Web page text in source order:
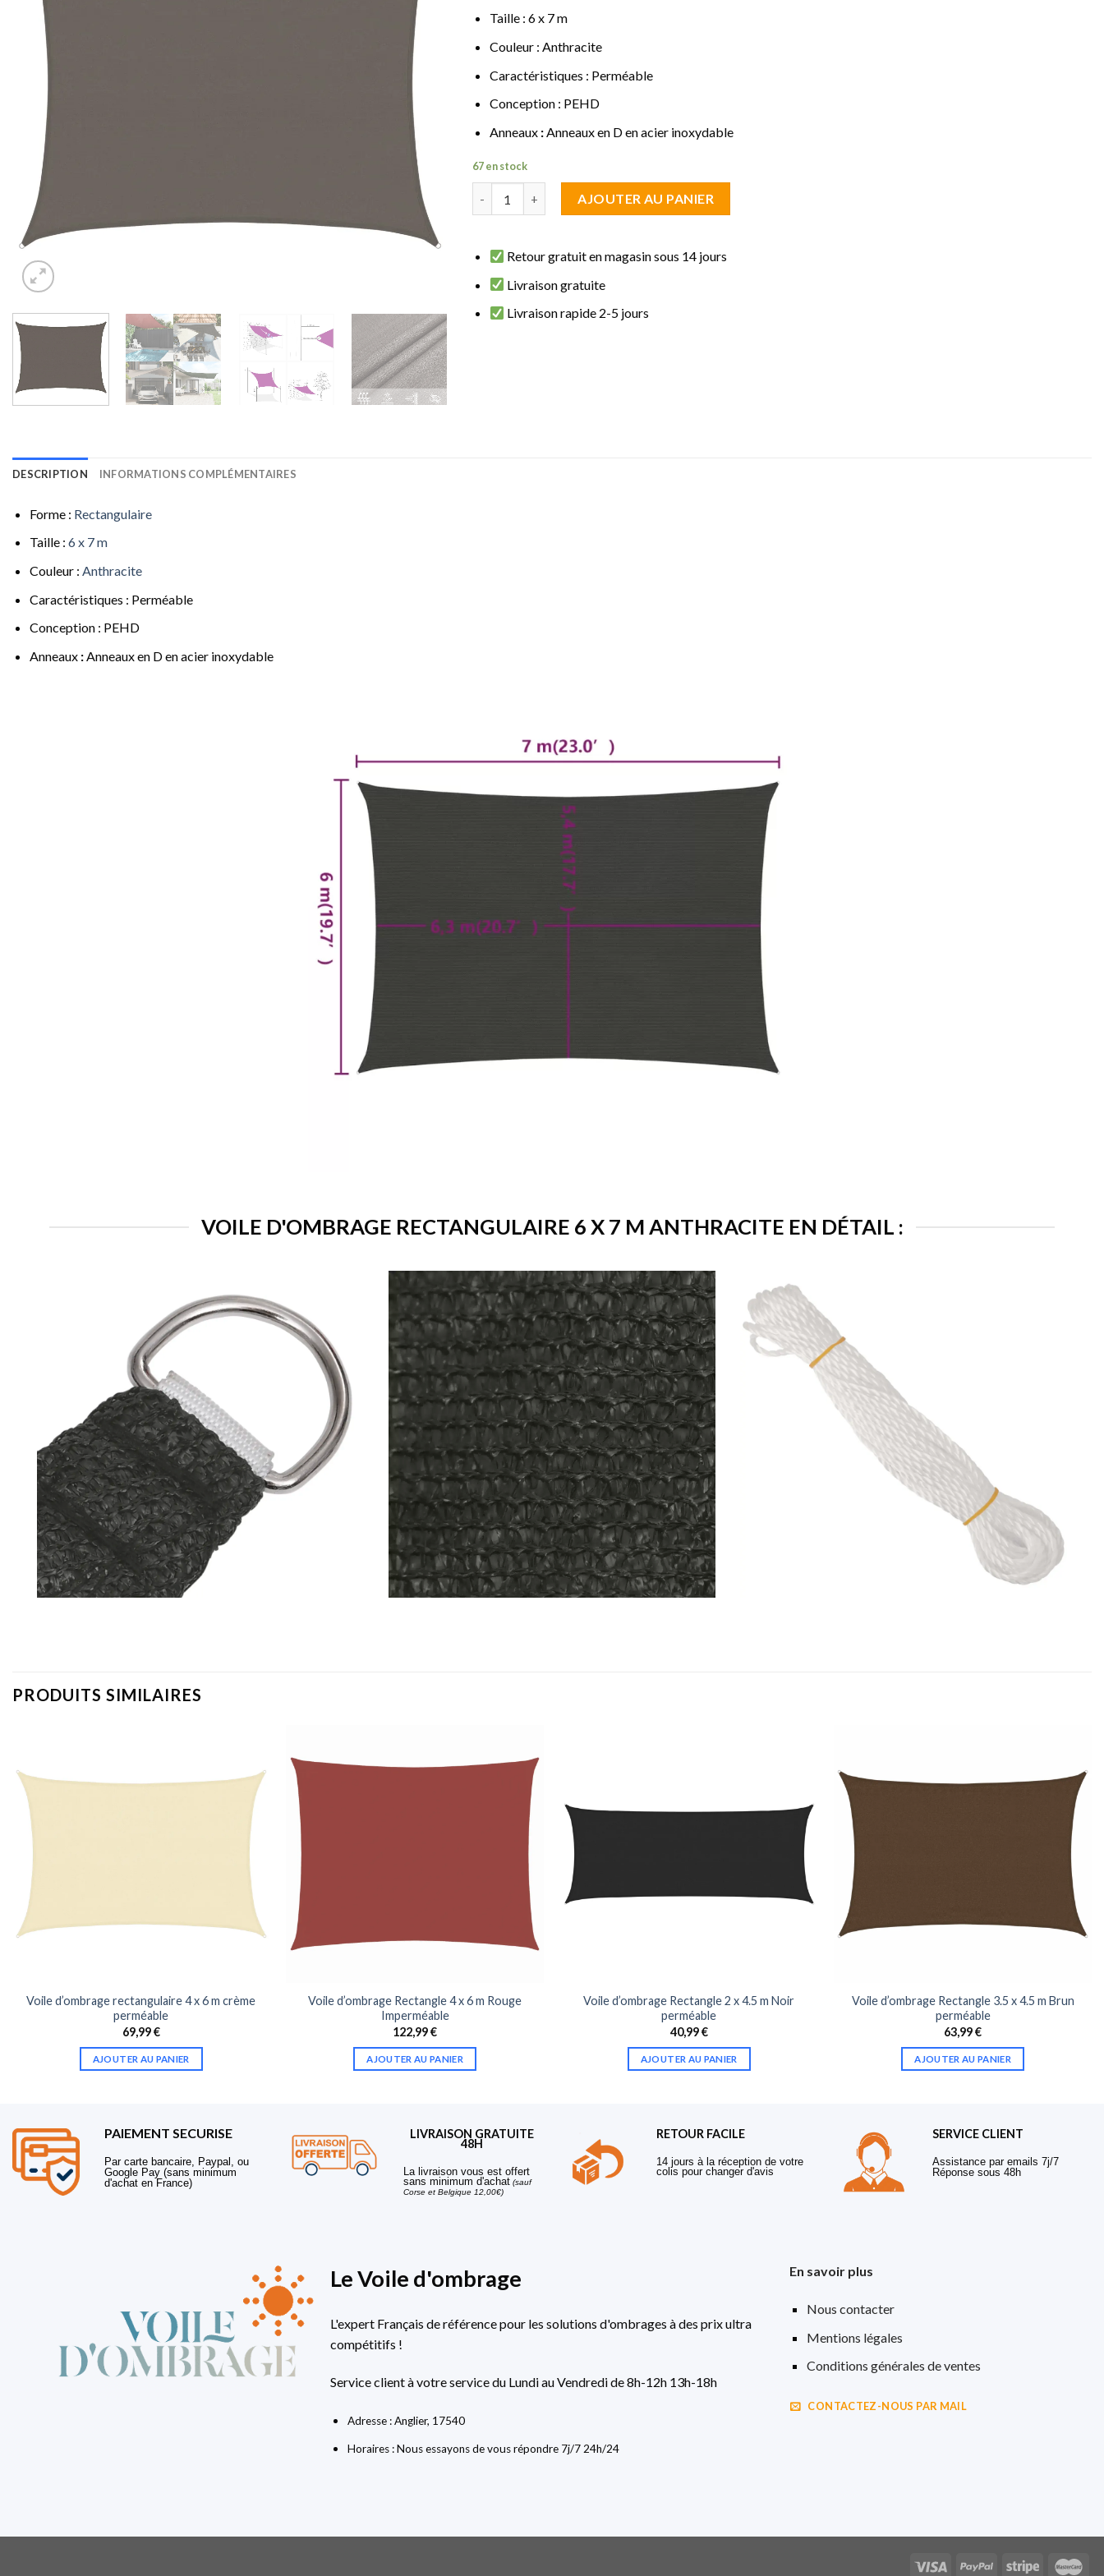
Taille : 6 x 7 m
Couleur : Anthracite
Caractéristiques : Perméable
Conception : PEHD
Anneaux: Anneaux en D en acier inoxydable
67 en stock
AJOUTER AU PANIER
Retour gratuit en magasin sous 14 jours
Livraison gratuite
Livraison rapide 2-5 jours
DESCRIPTION INFORMATIONS COMPLÉMENTAIRES
Forme : Rectangulaire
Taille : 6 x 7 m
Couleur : Anthracite
Caractéristiques : Perméable
Conception : PEHD
Anneaux:Anneaux en D en acier inoxydable
VOILE D'OMBRAGE RECTANGULAIRE 6 X 7 M ANTHRACITE EN DÉTAIL :
PRODUITS SIMILAIRES
Voile d’ombrage rectangulaire 4 x 6 m crème
perméable
69,99€
AJOUTER AU PANIER
Voile d’ombrage Rectangle 4 x 6 m Rouge
Imperméable
122,99€
AJOUTER AU PANIER
Voile d’ombrage Rectangle 2 x 4.5 m Noir
perméable
40,99€
AJOUTER AU PANIER
Voile d’ombrage Rectangle 3.5 x 4.5 m Brun
perméable
63,99€
AJOUTER AU PANIER
PAIEMENT SECURISE
Par carte bancaire, Paypal, ou
Google Pay (sans minimum
d'achat en France)
LIVRAISON GRATUITE
48H
La livraison vous est offert
sans minimum d'achat (sauf
Corse et Belgique 12,00€)
RETOUR FACILE
14 jours à la réception de votre
colis pour changer d'avis
SERVICE CLIENT
Assistance par emails 7j/7
Réponse sous 48h
Le Voile d'ombrage
L'expert Français de référence pour les solutions d'ombrages à des prix ultra
compétitifs !
Service client à votre service du Lundi au Vendredi de 8h-12h 13h-18h
Adresse : Anglier, 17540
Horaires : Nous essayons de vous répondre 7j/7 24h/24
En savoir plus
Nous contacter
Mentions légales
Conditions générales de ventes
CONTACTEZ-NOUS PAR MAIL